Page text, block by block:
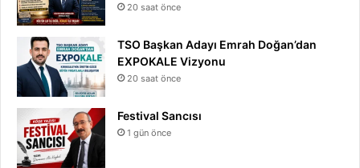
20 saat önce
TSO Başkan Adayı Emrah Doğan’dan
EXPOKALE Vizyonu
20 saat önce
Festival Sancısı
1 gün önce